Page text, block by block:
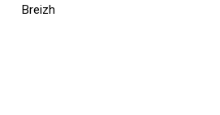
Breizh